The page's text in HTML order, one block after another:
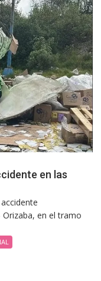
en las
en el tramo